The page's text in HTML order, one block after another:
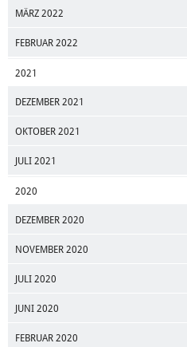
MÄRZ 2022
FEBRUAR 2022
2021
DEZEMBER 2021
OKTOBER 2021
JULI 2021
2020
DEZEMBER 2020
NOVEMBER 2020
JULI 2020
JUNI 2020
FEBRUAR 2020